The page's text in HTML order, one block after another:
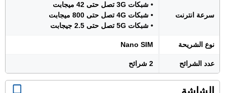
سرعة انترنت
• شبكات 3G تصل حتى 42 ميجابت
• شبكات 4G تصل حتى 800 ميجابت
• شبكات 5G تصل حتى 2.5 جيجابت
نوع الشريحة Nano SIM
عدد الشرائح 2 شرائح